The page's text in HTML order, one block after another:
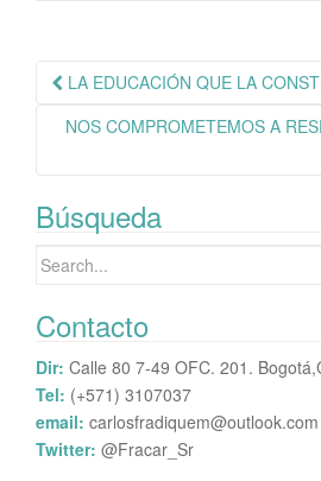
Navegación
de
LA EDUCACIÓN QUE LA
NOS COMPROMETEMOS A
Búsqueda
Search
Contacto
Dir: Calle 80 7-49 OFC. 201.
Tel: (+571) 3107037
email: carlosfradiquem@outlook.com
Twitter: @Fracar_Sr